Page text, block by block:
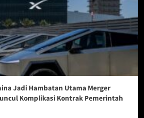
Jadi Hambatan Utama Merger
Komplikasi Kontrak Pemerintah